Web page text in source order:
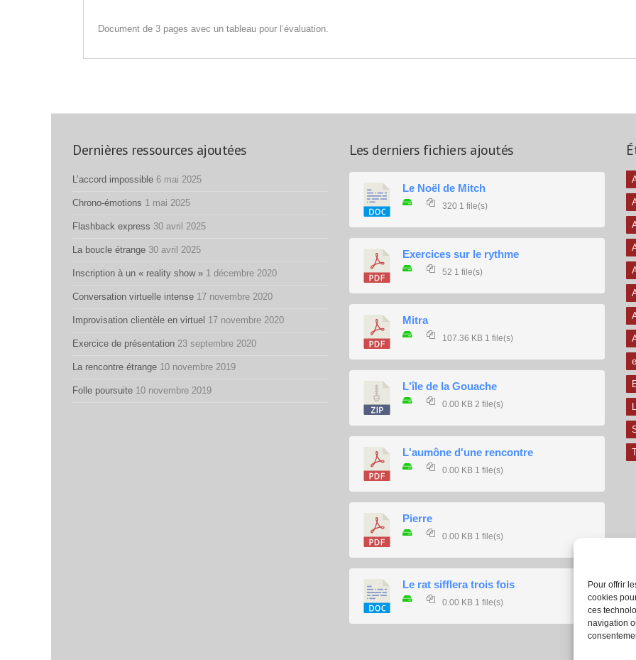
Pour offrir
cookies
ces
navigation
Document de 3 pages avec un tableau pour l’évaluation.
Dernières ressources ajoutées
L’accord impossible 6 mai 2025
Chrono-émotions 1 mai 2025
Flashback express 30 avril 2025
La boucle étrange 30 avril 2025
Inscription à un « reality show » 1 décembre 2020
Conversation virtuelle intense 17 novembre 2020
Improvisation clientèle en virtuel 17 novembre 2020
Exercice de présentation 23 septembre 2020
La rencontre étrange 10 novembre 2019
Folle poursuite 10 novembre 2019
Les derniers fichiers ajoutés
Le Noël de Mitch
320 1 file(s)
Exercices sur le rythme
52 1 file(s)
Mitra
107.36 KB 1 file(s)
L'île de la Gouache
0.00 KB 2 file(s)
L'aumône d'une rencontre
0.00 KB 1 file(s)
Pierre
0.00 KB 1 file(s)
Le rat sifflera trois fois
0.00 KB 1 file(s)